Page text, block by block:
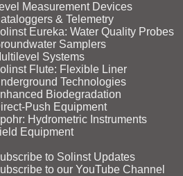
Measurement Devices
& Telemetry
Eureka: Water Quality Probes
Samplers
Systems
Flute: Flexible Liner
Technologies
Biodegradation
Equipment
Hydrometric Instruments
Equipment
to Solinst Updates
to our YouTube Channel